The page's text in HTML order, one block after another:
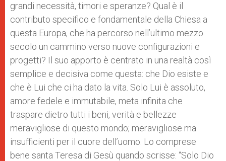
grandi necessità, timori e speranze? Qual è il
contributo specifico e fondamentale della Chiesa a
questa Europa, che ha percorso nell’ultimo mezzo
secolo un cammino verso nuove configurazioni e
progetti? Il suo apporto è centrato in una realtà così
semplice e decisiva come questa: che Dio esiste e
che è Lui che ci ha dato la vita. Solo Lui è assoluto,
amore fedele e immutabile, meta infinita che
traspare dietro tutti i beni, verità e bellezze
meravigliose di questo mondo; meravigliose ma
insufficienti per il cuore dell’uomo. Lo comprese
bene santa Teresa di Gesù quando scrisse: “Solo Dio